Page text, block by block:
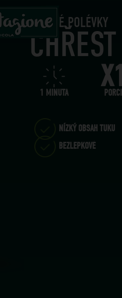
HOTOVÉ POLÉVKY
1 MINUTA PORCI
NÍZKÝ OBSAH TUKU
BEZLEPKOVÉ